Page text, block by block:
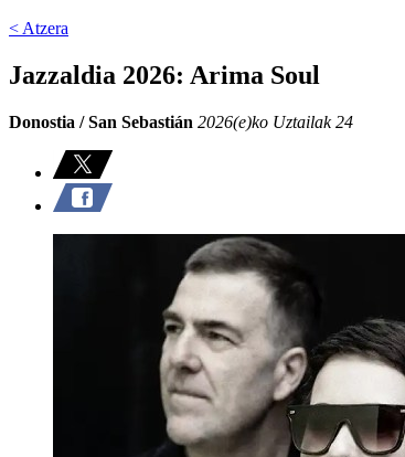
< Atzera
Jazzaldia 2026: Arima Soul
Donostia / San Sebastián 2026(e)ko Uztailak 24